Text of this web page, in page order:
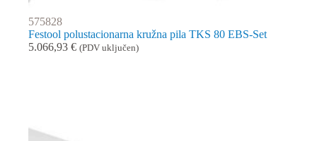
575828
Festool polustacionarna kružna pila TKS 80 EBS-Set
5.066,93 € (PDV uključen)